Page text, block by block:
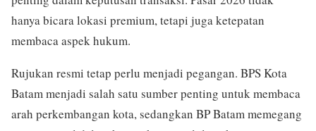
hanya bicara lokasi premium, tetapi juga ketepatan
membaca aspek hukum.
Rujukan resmi tetap perlu menjadi pegangan. BPS Kota
Batam menjadi salah satu sumber penting untuk membaca
arah perkembangan kota, sedangkan BP Batam memegang